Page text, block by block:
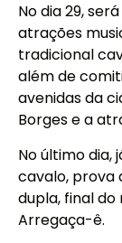
No dia 29,
atrações
tradicional
além de
avenidas da
Borges e a
No último dia,
cavalo, prova
dupla, final do
Arregaça-ê.